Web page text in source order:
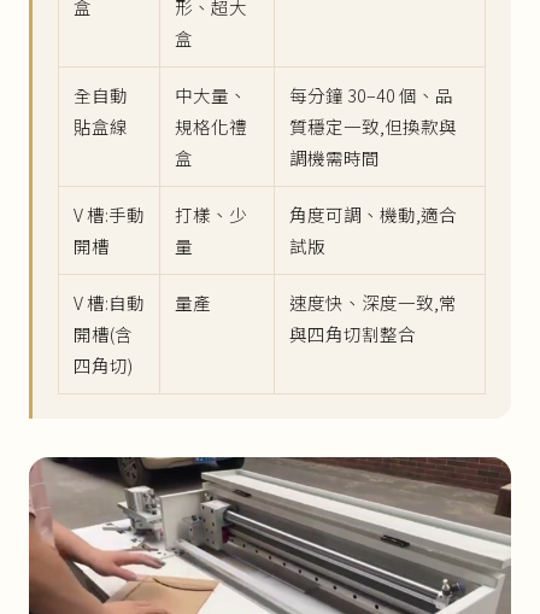
盒
形、超大
盒
全自動
貼盒線
中大量、
規格化禮
盒
每分鐘 30–40 個、品
質穩定一致,但換款與
調機需時間
V 槽:手動
開槽
打樣、少
量
角度可調、機動,適合
試版
V 槽:自動
開槽(含
四角切)
量產
速度快、深度一致,常
與四角切割整合